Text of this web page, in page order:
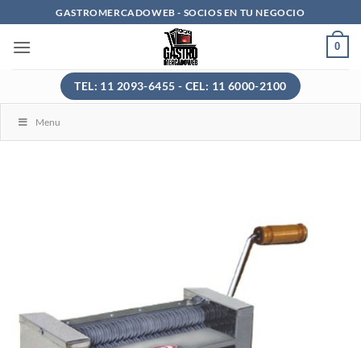
al
contenido
GASTROMERCADOWEB - SOCIOS EN TU NEGOCIO
0
TEL: 11 2093-6455 - CEL: 11 6000-2100
Menu